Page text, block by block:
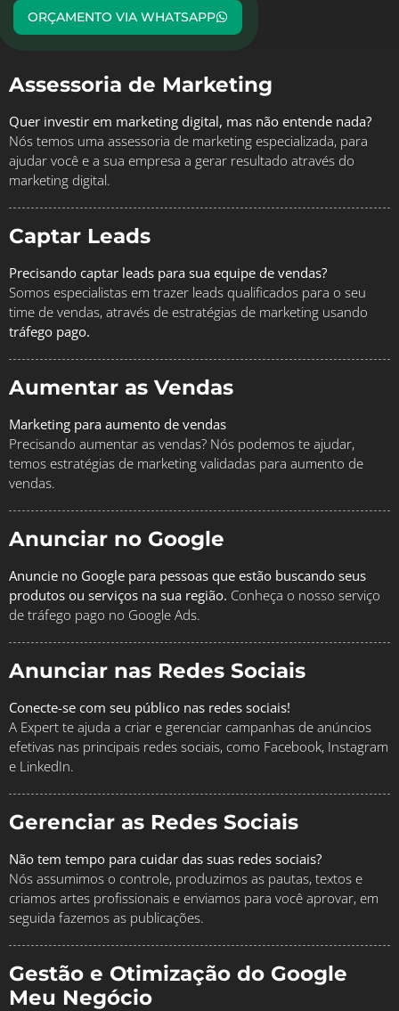
ORÇAMENTO VIA WHATSAPP
Assessoria de Marketing
Quer investir em marketing digital, mas não entende nada?
Nós temos uma assessoria de marketing especializada, para
ajudar você e a sua empresa a gerar resultado através do
marketing digital.
Captar Leads
Precisando captar leads para sua equipe de vendas?
Somos especialistas em trazer leads qualificados para o seu
time de vendas, através de estratégias de marketing usando
tráfego pago.
Aumentar as Vendas
Marketing para aumento de vendas
Precisando aumentar as vendas? Nós podemos te ajudar,
temos estratégias de marketing validadas para aumento de
vendas.
Anunciar no Google
Anuncie no Google para pessoas que estão buscando seus
produtos ou serviços na sua região. Conheça o nosso serviço
de tráfego pago no Google Ads.
Anunciar nas Redes Sociais
Conecte-se com seu público nas redes sociais!
A Expert te ajuda a criar e gerenciar campanhas de anúncios
efetivas nas principais redes sociais, como Facebook, Instagram
e LinkedIn.
Gerenciar as Redes Sociais
Não tem tempo para cuidar das suas redes sociais?
Nós assumimos o controle, produzimos as pautas, textos e
criamos artes profissionais e enviamos para você aprovar, em
seguida fazemos as publicações.
Gestão e Otimização do Google
Meu Negócio